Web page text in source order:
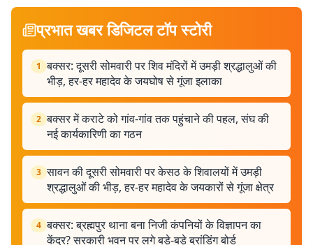
प्रभात खबर डिजिटल टॉप स्टोरी
1 बक्सर: दूसरी सोमवारी पर शिव मंदिरों में उमड़ी श्रद्धालुओं की
भीड़, हर-हर महादेव के जयघोष से गूंजा इलाका
2 बक्सर में कराटे को गांव-गांव तक पहुंचाने की पहल, संघ की
नई कार्यकारिणी का गठन
3 सावन की दूसरी सोमवारी पर केसठ के शिवालयों में उमड़ी
श्रद्धालुओं की भीड़, हर-हर महादेव के जयकारों से गूंजा क्षेत्र
4 बक्सर: ब्रह्मपुर थाना बना निजी कंपनियों के विज्ञापन का
केंद्र? सरकारी भवन पर लगे बड़े-बड़े ब्रांडिंग बोर्ड